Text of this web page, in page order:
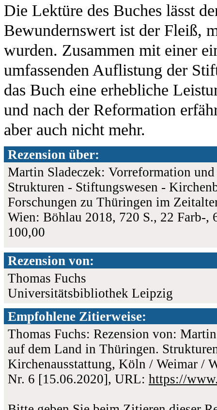
Die Lektüre des Buches lässt
Bewundernswert ist der Fleiß,
wurden. Zusammen mit einer
umfassenden Auflistung der
das Buch eine erhebliche
und nach der Reformation
aber auch nicht mehr.
Rezension über:
Martin Sladeczek: Vorreformation
Strukturen - Stiftungswesen -
Forschungen zu Thüringen im
Wien: Böhlau 2018, 720 S., 22 Farb-
100,00
Rezension von:
Thomas Fuchs
Universitätsbibliothek Leipzig
Empfohlene Zitierweise:
Thomas Fuchs: Rezension von:
auf dem Land in Thüringen.
Kirchenausstattung, Köln / Weimar /
Nr. 6 [15.06.2020], URL: https://